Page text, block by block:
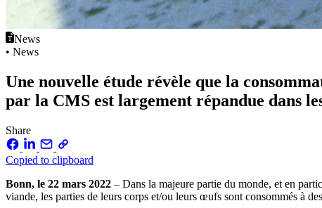
News
• News
Une nouvelle étude révèle que la
par la CMS est largement répandue dans
Share
Copied to clipboard
Bonn, le 22 mars 2022 – Dans la majeure partie du monde, et en
viande, les parties de leurs corps et/ou leurs œufs sont consommés à